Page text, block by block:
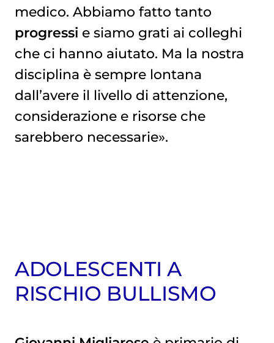
medico. Abbiamo fatto tanto
progressi e siamo grati ai colleghi
che ci hanno aiutato. Ma la nostra
disciplina è sempre lontana
dall’avere il livello di attenzione,
considerazione e risorse che
sarebbero necessarie».
ADOLESCENTI A
RISCHIO BULLISMO